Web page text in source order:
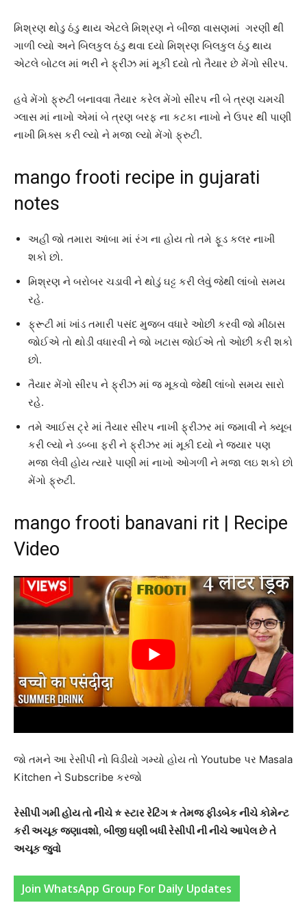
મિશ્રણ થોડુ ઠંડુ થાય એટલે મિશ્રણ ને બીજા વાસણમાં ગરણી થી
ગાળી લ્યો અને બિલકુલ ઠંડુ થવા દયો મિશ્રણ બિલકુલ ઠંડુ થાય
એટલે બોટલ માં ભરી ને ફ્રીઝ માં મૂકી દયો તો તૈયાર છે મેંગો સીરપ.
હવે મેંગો ફ્રુટી બનાવવા તૈયાર કરેલ મેંગો સીરપ ની બે ત્રણ ચમચી
ગ્લાસ માં નાખો એમાં બે ત્રણ બરફ ના કટકા નાખો ને ઉપર થી પાણી
નાખી મિક્સ કરી લ્યો ને મજા લ્યો મેંગો ફ્રુટી.
mango frooti recipe in gujarati
notes
અહી જો તમારા આંબા માં રંગ ના હોય તો તમે ફૂડ કલર નાખી
શકો છો.
મિશ્રણ ને બરોબર ચડાવી ને થોડું ઘટ્ટ કરી લેવું જેથી લાંબો સમય
રહે.
ફ્રૂટી માં ખાંડ તમારી પસંદ મુજબ વધારે ઓછી કરવી જો મીઠાસ
જોઈએ તો થોડી વધારવી ને જો ખટાસ જોઈએ તો ઓછી કરી શકો
છો.
તૈયાર મેંગો સીરપ ને ફ્રીઝ માં જ મૂકવો જેથી લાંબો સમય સારો
રહે.
તમે આઈસ ટ્રે માં તૈયાર સીરપ નાખી ફ્રીઝર માં જમાવી ને ક્યૂબ
કરી લ્યો ને ડબ્બા ફરી ને ફ્રીઝર માં મૂકી દયો ને જ્યાર પણ
મજા લેવી હોય ત્યારે પાણી માં નાખો ઓગળી ને મજા લઇ શકો છો
મેંગો ફ્રુટી.
mango frooti banavani rit | Recipe
Video
જો તમને આ રેસીપી નો વિડીયો ગમ્યો હોય તો Youtube પર Masala
Kitchen ને Subscribe કરજો
રેસીપી ગમી હોય તો નીચે ⭐ સ્ટાર રેટિંગ ⭐ તેમજ ફીડબેક નીચે કોમેન્ટ
કરી અચૂક જણાવશો, બીજી ઘણી બધી રેસીપી ની નીચે આપેલ છે તે
અચૂક જુવો
Join WhatsApp Group For Daily Updates